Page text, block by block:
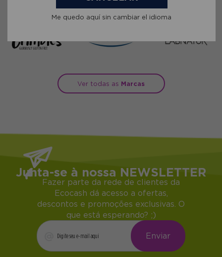
Ver todas as Marcas
Junta-se à nossa NEWSLETTER
Fazer parte da rede de clientes da
Ecocash dá acesso a ofertas,
descontos e promoções exclusivas. O
que está esperando? ;)
Me quedo aquí sin cambiar el idioma